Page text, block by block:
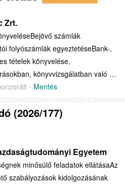
Zrt.
számlák
folyószámlák egyeztetéseBank-,
tételek könyvelése,
könyvvizsgálatban való …
- Mentés
(2026/177)
Egyetem
minősülő feladatok ellátásaAz
szabályozások kidolgozásának